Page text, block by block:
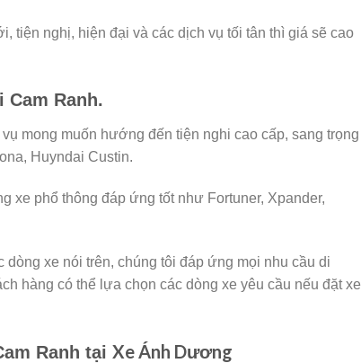
tiện nghị, hiện đại và các dịch vụ tối tân thì giá sẽ cao
Cam Ranh.
mong muốn hướng đến tiện nghi cao cấp, sang trọng
Huyndai Custin.
xe phổ thông đáp ứng tốt như Fortuner, Xpander,
dòng xe nói trên, chúng tôi đáp ứng mọi nhu cầu di
hàng có thể lựa chọn các dòng xe yêu cầu nếu đặt xe
Ranh tại Xe Ánh Dương